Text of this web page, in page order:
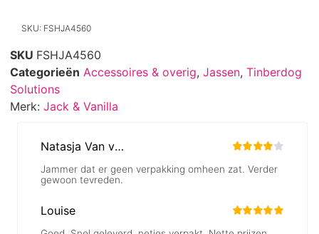
SKU: FSHJA4560
SKU FSHJA4560
Categorieën Accessoires & overig, Jassen, Tinberdog
Solutions
Merk: Jack & Vanilla